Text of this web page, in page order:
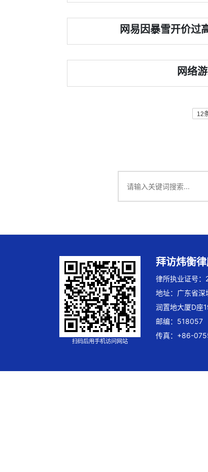
网易因暴雪开价过
网络
12
扫码后用手机访问网站
拜访炜衡
律所执业证号
地址：广东省
润置地大厦D座
邮编：518057
传真：+86-